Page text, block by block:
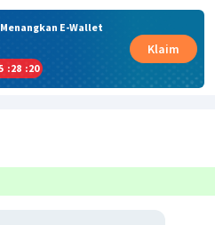
E-Wallet
:28 :20
Klaim